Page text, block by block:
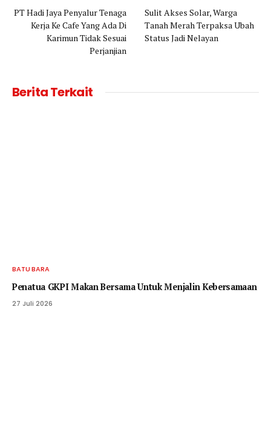
PT Hadi Jaya Penyalur Tenaga
Kerja Ke Cafe Yang Ada Di
Karimun Tidak Sesuai
Perjanjian
Sulit Akses Solar, Warga
Tanah Merah Terpaksa Ubah
Status Jadi Nelayan
Berita Terkait
BATU BARA
Penatua GKPI Makan Bersama Untuk Menjalin Kebersamaan
27 Juli 2026